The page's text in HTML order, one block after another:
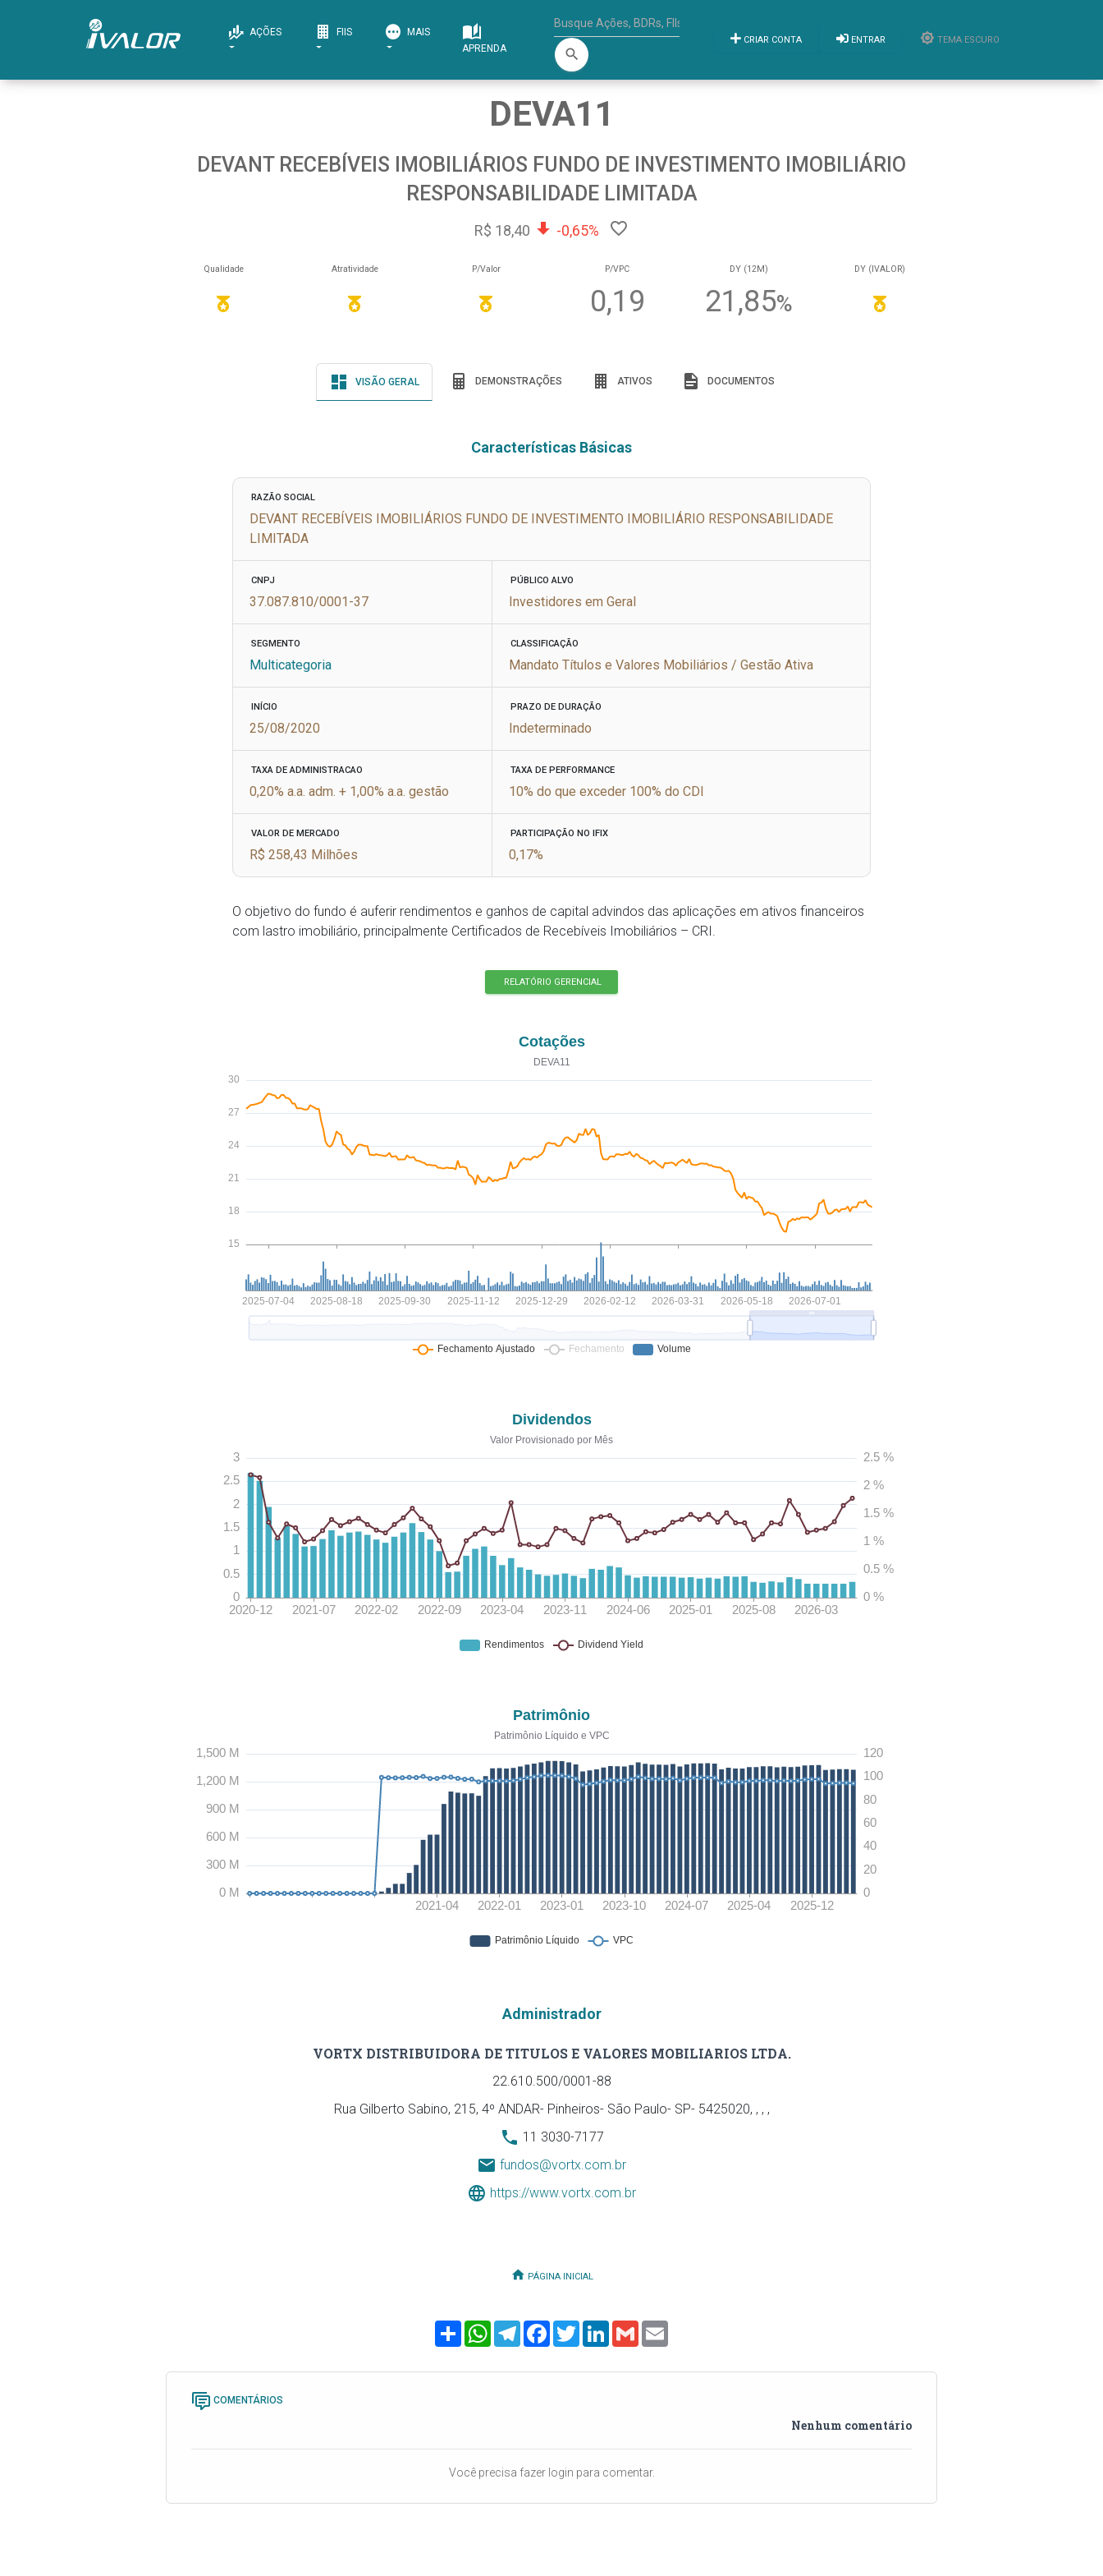
AÇÕES FIIS
MAIS
APRENDA
search
CRIAR CONTA ENTRAR TEMA ESCURO
DEVA11
DEVANT RECEBÍVEIS IMOBILIÁRIOS FUNDO DE INVESTIMENTO IMOBILIÁRIO
RESPONSABILIDADE LIMITADA
R$ 18,40 -0,65%
Qualidade Atratividade P/Valor P/VPC
0,19
DY (12M)
21,85%
DY (IVALOR)
VISÃO GERAL DEMONSTRAÇÕES ATIVOS DOCUMENTOS
Características Básicas
RAZÃO SOCIAL
DEVANT RECEBÍVEIS IMOBILIÁRIOS FUNDO DE INVESTIMENTO IMOBILIÁRIO RESPONSABILIDADE
LIMITADA
CNPJ
37.087.810/0001-37
PÚBLICO ALVO
Investidores em Geral
SEGMENTO
Multicategoria
CLASSIFICAÇÃO
Mandato Títulos e Valores Mobiliários / Gestão Ativa
INÍCIO
25/08/2020
PRAZO DE DURAÇÃO
Indeterminado
TAXA DE ADMINISTRACAO
0,20% a.a. adm. + 1,00% a.a. gestão
TAXA DE PERFORMANCE
10% do que exceder 100% do CDI
VALOR DE MERCADO
R$ 258,43 Milhões
PARTICIPAÇÃO NO IFIX
0,17%
O objetivo do fundo é auferir rendimentos e ganhos de capital advindos das aplicações em ativos financeiros
com lastro imobiliário, principalmente Certificados de Recebíveis Imobiliários – CRI.
RELATÓRIO GERENCIAL
Administrador
VORTX DISTRIBUIDORA DE TITULOS E VALORES MOBILIARIOS LTDA.
22.610.500/0001-88
Rua Gilberto Sabino, 215, 4º ANDAR- Pinheiros- São Paulo- SP- 5425020, , , ,
11 3030-7177
fundos@vortx.com.br
https://www.vortx.com.br
PÁGINA INICIAL
ShareWhatsAppTelegramFacebook
TwitterLinkedInGmail
COMENTÁRIOS
Nenhum comentário
Você precisa fazer login para comentar.